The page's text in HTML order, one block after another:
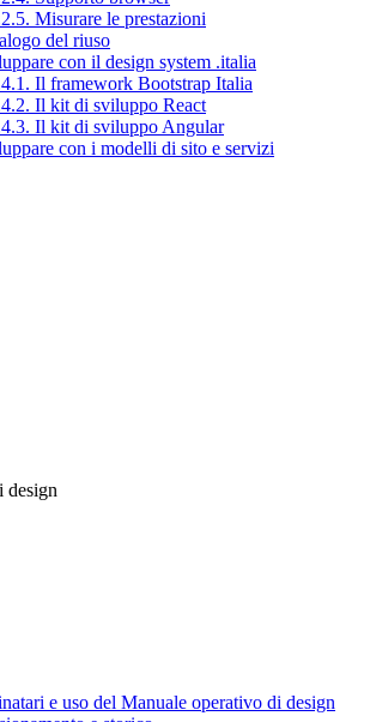
Misurare le prestazioni
del riuso
con il design system .italia
Il framework Bootstrap Italia
Il kit di sviluppo React
Il kit di sviluppo Angular
con i modelli di sito e servizi
design
e uso del Manuale operativo di design